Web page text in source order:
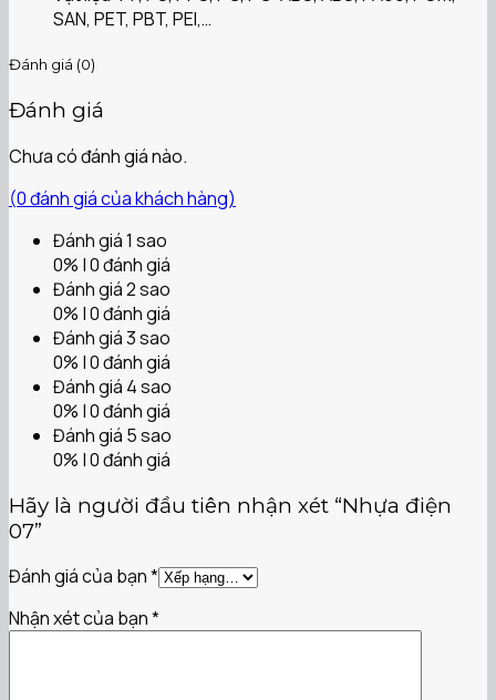
SAN, PET, PBT, PEI,…
Đánh giá (0)
Đánh giá
Chưa có đánh giá nào.
(0đánh giá của khách hàng)
Đánh giá 1 sao
0% | 0 đánh giá
Đánh giá 2 sao
0% | 0 đánh giá
Đánh giá 3 sao
0% | 0 đánh giá
Đánh giá 4 sao
0% | 0 đánh giá
Đánh giá 5 sao
0% | 0 đánh giá
Hãy là người đầu tiên nhận xét “Nhựa điện
07”
Đánh giá của bạn*
Nhận xét của bạn*